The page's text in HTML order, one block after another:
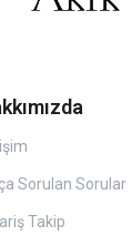
Sorulan Sorular
Takip